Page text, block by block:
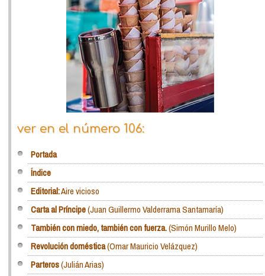
ver en el número 106:
Portada
Índice
Editorial:Aire vicioso
Carta al Príncipe(Juan Guillermo Valderrama Santamaría)
También con miedo, también con fuerza.(Simón Murillo Melo)
Revolución doméstica(Omar Mauricio Velázquez)
Parteros(Julián Arias)